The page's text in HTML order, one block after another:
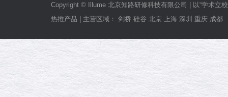
Copyright © Illume 北京知路研修科技有限公司 | 以“学术立
热推产品 | 主营区域： 剑桥 硅谷 北京 上海 深圳 重庆